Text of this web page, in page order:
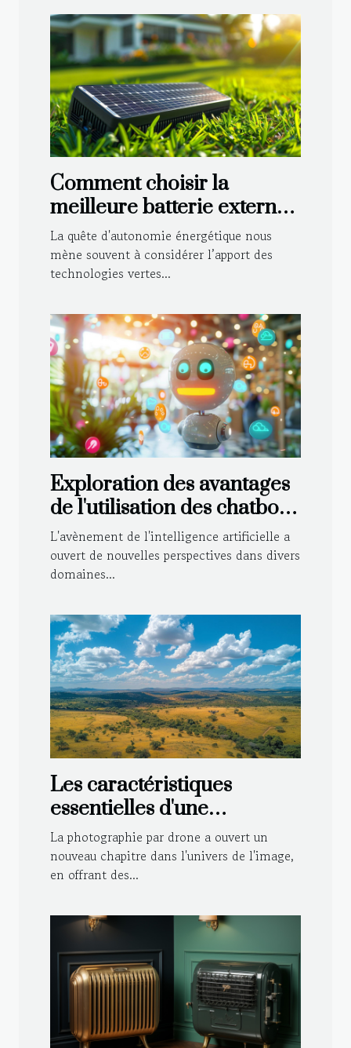
Comment choisir la
meilleure batterie externe
solaire 220V pour vos
besoins
La quête d'autonomie énergétique nous
mène souvent à considérer l’apport des
technologies vertes...
Exploration des avantages
de l'utilisation des chatbots
IA pour l'apprentissage des
langues
L'avènement de l'intelligence artificielle a
ouvert de nouvelles perspectives dans divers
domaines...
Les caractéristiques
essentielles d'une
photographie par drone
réussie
La photographie par drone a ouvert un
nouveau chapitre dans l'univers de l'image,
en offrant des...